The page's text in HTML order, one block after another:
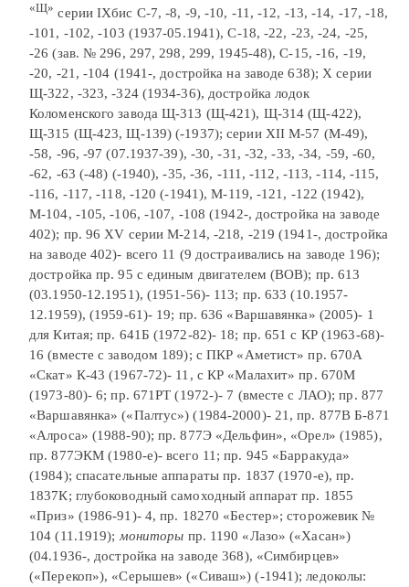
«Щ» серии IХбис С-7, -8, -9, -10, -11, -12, -13, -14, -17, -18,
-101, -102, -103 (1937-05.1941), С-18, -22, -23, -24, -25,
-26 (зав. № 296, 297, 298, 299, 1945-48), С-15, -16, -19,
-20, -21, -104 (1941-, достройка на заводе 638); Х серии
Щ-322, -323, -324 (1934-36), достройка лодок
Коломенского завода Щ-313 (Щ-421), Щ-314 (Щ-422),
Щ-315 (Щ-423, Щ-139) (-1937); серии XII М-57 (М-49),
-58, -96, -97 (07.1937-39), -30, -31, -32, -33, -34, -59, -60,
-62, -63 (-48) (-1940), -35, -36, -111, -112, -113, -114, -115,
-116, -117, -118, -120 (-1941), М-119, -121, -122 (1942),
М-104, -105, -106, -107, -108 (1942-, достройка на заводе
402); пр. 96 XV серии М-214, -218, -219 (1941-, достройка
на заводе 402)- всего 11 (9 достраивались на заводе 196);
достройка пр. 95 с единым двигателем (ВОВ); пр. 613
(03.1950-12.1951), (1951-56)- 113; пр. 633 (10.1957-
12.1959), (1959-61)- 19; пр. 636 «Варшавянка» (2005)- 1
для Китая; пр. 641Б (1972-82)- 18; пр. 651 с КР (1963-68)-
16 (вместе с заводом 189); с ПКР «Аметист» пр. 670А
«Скат» К-43 (1967-72)- 11, с КР «Малахит» пр. 670М
(1973-80)- 6; пр. 671РТ (1972-)- 7 (вместе с ЛАО); пр. 877
«Варшавянка» («Палтус») (1984-2000)- 21, пр. 877В Б-871
«Алроса» (1988-90); пр. 877Э «Дельфин», «Орел» (1985),
пр. 877ЭКМ (1980-е)- всего 11; пр. 945 «Барракуда»
(1984); спасательные аппараты пр. 1837 (1970-е), пр.
1837К; глубоководный самоходный аппарат пр. 1855
«Приз» (1986-91)- 4, пр. 18270 «Бестер»; сторожевик №
104 (11.1919); мониторы пр. 1190 «Лазо» («Хасан»)
(04.1936-, достройка на заводе 368), «Симбирцев»
(«Перекоп»), «Серышев» («Сиваш») (-1941); ледоколы: